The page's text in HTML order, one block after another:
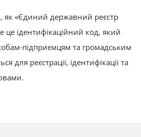
як «Єдиний державний реєстр
це ідентифікаційний код, який
підприємцям та громадським
для реєстрації, ідентифікації та